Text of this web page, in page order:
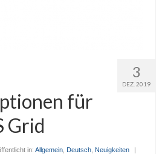
3
DEZ. 2019
für
Grid
in: Allgemein Deutsch Neuigkeiten
|